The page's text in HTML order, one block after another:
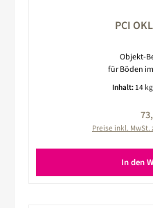
PCI
Objekt-
für Böden
Inhalt: 14 kg
Preise inkl.
In den